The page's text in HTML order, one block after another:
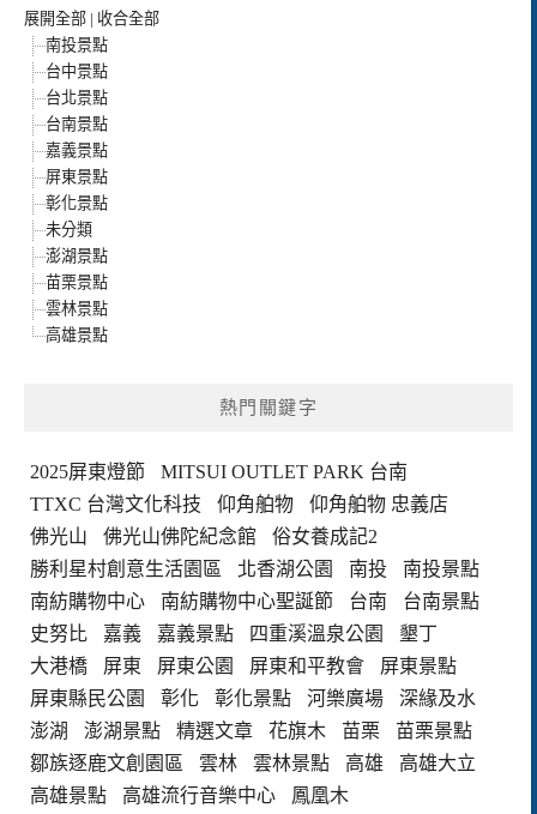
展開全部 | 收合全部
南投景點
台中景點
台北景點
台南景點
嘉義景點
屏東景點
彰化景點
未分類
澎湖景點
苗栗景點
雲林景點
高雄景點
熱門關鍵字
2025屏東燈節
MITSUI OUTLET PARK 台南
TTXC 台灣文化科技
仰角舶物
仰角舶物 忠義店
佛光山
佛光山佛陀紀念館
俗女養成記2
勝利星村創意生活園區
北香湖公園 南投
南投景點
南紡購物中心
南紡購物中心聖誕節 台南
台南景點
史努比
嘉義 嘉義景點 四重溪溫泉公園
墾丁
大港橋
屏東 屏東公園 屏東和平教會
屏東景點
屏東縣民公園
彰化 彰化景點 河樂廣場
深緣及水
澎湖
澎湖景點 精選文章 花旗木 苗栗
苗栗景點
鄒族逐鹿文創園區
雲林 雲林景點 高雄
高雄大立
高雄景點
高雄流行音樂中心 鳳凰木